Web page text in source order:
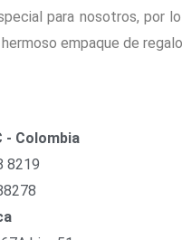
para nosotros, por
empaque de regalo.
- Colombia
8219